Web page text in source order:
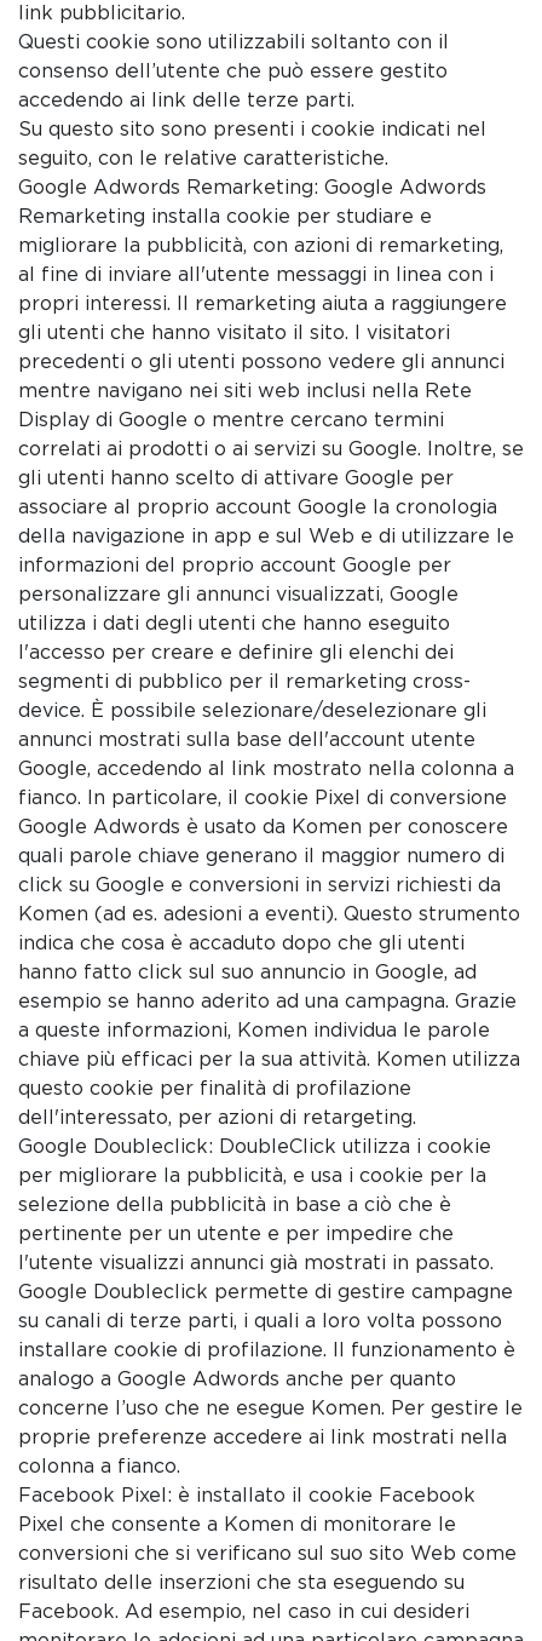
link pubblicitario.
Questi cookie sono utilizzabili soltanto con il
consenso dell’utente che può essere gestito
accedendo ai link delle terze parti.
Su questo sito sono presenti i cookie indicati nel
seguito, con le relative caratteristiche.
Google Adwords Remarketing: Google Adwords
Remarketing installa cookie per studiare e
migliorare la pubblicità, con azioni di remarketing,
al fine di inviare all'utente messaggi in linea con i
propri interessi. Il remarketing aiuta a raggiungere
gli utenti che hanno visitato il sito. I visitatori
precedenti o gli utenti possono vedere gli annunci
mentre navigano nei siti web inclusi nella Rete
Display di Google o mentre cercano termini
correlati ai prodotti o ai servizi su Google. Inoltre, se
gli utenti hanno scelto di attivare Google per
associare al proprio account Google la cronologia
della navigazione in app e sul Web e di utilizzare le
informazioni del proprio account Google per
personalizzare gli annunci visualizzati, Google
utilizza i dati degli utenti che hanno eseguito
l'accesso per creare e definire gli elenchi dei
segmenti di pubblico per il remarketing cross-
device. È possibile selezionare/deselezionare gli
annunci mostrati sulla base dell'account utente
Google, accedendo al link mostrato nella colonna a
fianco. In particolare, il cookie Pixel di conversione
Google Adwords è usato da Komen per conoscere
quali parole chiave generano il maggior numero di
click su Google e conversioni in servizi richiesti da
Komen (ad es. adesioni a eventi). Questo strumento
indica che cosa è accaduto dopo che gli utenti
hanno fatto click sul suo annuncio in Google, ad
esempio se hanno aderito ad una campagna. Grazie
a queste informazioni, Komen individua le parole
chiave più efficaci per la sua attività. Komen utilizza
questo cookie per finalità di profilazione
dell'interessato, per azioni di retargeting.
Google Doubleclick: DoubleClick utilizza i cookie
per migliorare la pubblicità, e usa i cookie per la
selezione della pubblicità in base a ciò che è
pertinente per un utente e per impedire che
l'utente visualizzi annunci già mostrati in passato.
Google Doubleclick permette di gestire campagne
su canali di terze parti, i quali a loro volta possono
installare cookie di profilazione. Il funzionamento è
analogo a Google Adwords anche per quanto
concerne l’uso che ne esegue Komen. Per gestire le
proprie preferenze accedere ai link mostrati nella
colonna a fianco.
Facebook Pixel: è installato il cookie Facebook
Pixel che consente a Komen di monitorare le
conversioni che si verificano sul suo sito Web come
risultato delle inserzioni che sta eseguendo su
Facebook. Ad esempio, nel caso in cui desideri